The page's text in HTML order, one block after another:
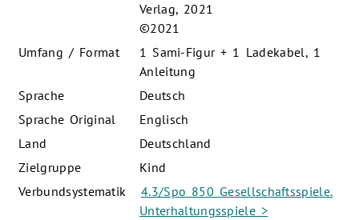
Verlag, 2021
©2021
Umfang / Format
1 Sami-Figur + 1 Ladekabel, 1
Anleitung
Sprache
Deutsch
Sprache Original
Englisch
Land
Deutschland
Zielgruppe
Kind
Verbundsystematik
4.3/Spo 850 Gesellschaftsspiele.
Unterhaltungsspiele >